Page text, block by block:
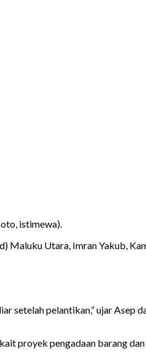
istimewa).
Maluku Utara, Imran Yakub,
setelah pelantikan,” ujar Asep
proyek pengadaan barang